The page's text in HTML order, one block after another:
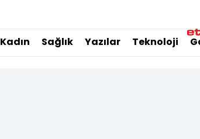
Kadın Sağlık Yazılar Teknoloji